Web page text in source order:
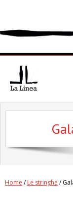
Home /Le stringhe /